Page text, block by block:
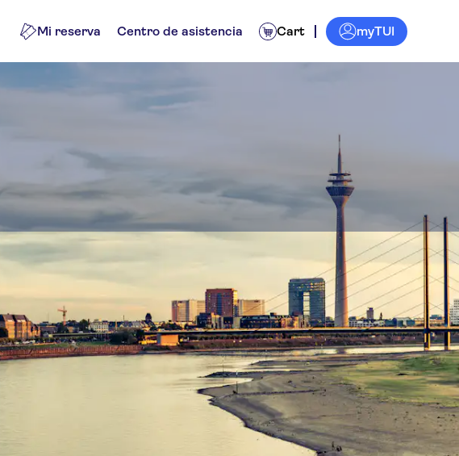
Mi reserva Centro de asistencia Cart myTUI
antiguo de Düsseldorf
y visitas guiadas Experiencias para lugareños
Ordenar por: